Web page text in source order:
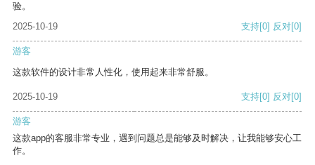
验。
2025-10-19
支持[0] 反对[0]
游客
这款软件的设计非常人性化，使用起来非常舒服。
2025-10-19 支持[0] 反对[0]
游客
这款app的客服非常专业，遇到问题总是能够及时解决，让我能够安心工
作。